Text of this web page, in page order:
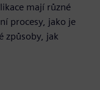
mají různé
procesy, jako je
způsoby, jak